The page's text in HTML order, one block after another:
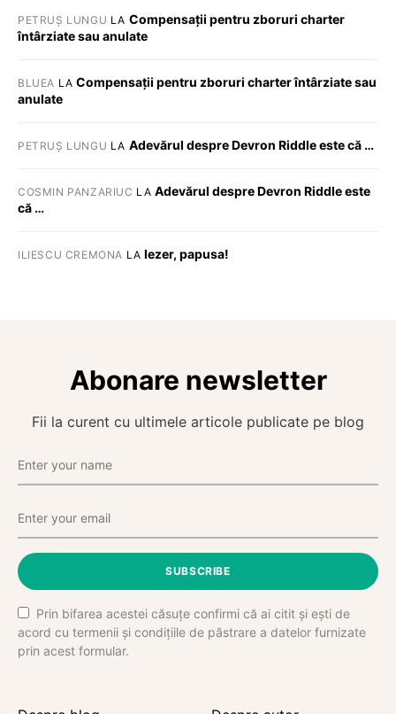
PETRUȘ LUNGU LA Compensații pentru zboruri charter
întârziate sau anulate
BLUEA LACompensații pentru zboruri charter întârziate sau
anulate
PETRUȘ LUNGU LA Adevărul despre Devron Riddle este că …
COSMIN PANZARIUC LA Adevărul despre Devron Riddle este
că …
ILIESCU CREMONA LA Iezer, papusa!
Abonare newsletter
Fii la curent cu ultimele articole publicate pe blog
SUBSCRIBE
Prin bifarea acestei căsuțe confirmi că ai citit și ești de
acord cu termenii și condițiile de păstrare a datelor furnizate
prin acest formular.